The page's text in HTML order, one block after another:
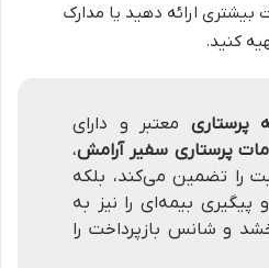
ارائه دهید یا مدارک
کنید.
پرستاری معتبر و دارای
پرستاری سفیر آرامش،
را تضمین می‌کند، بلکه
پیگیری بیمه‌ای را نیز به
و شانس بازپرداخت را